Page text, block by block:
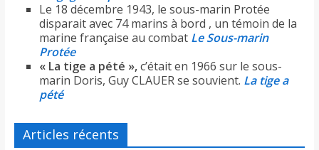
Le 18 décembre 1943, le sous-marin Protée
disparait avec 74 marins à bord , un témoin de la
marine française au combat Le Sous-marin
Protée
« La tige a pété »,c’était en 1966 sur le sous-
marin Doris, Guy CLAUER se souvient. La tige a
pété
Articles récents